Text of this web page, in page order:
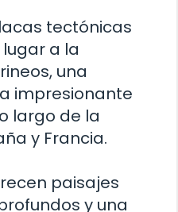
tectónicas
lugar a la
una
impresionante
largo de la
y Francia.
paisajes
y una